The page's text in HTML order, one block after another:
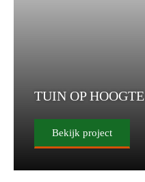
TUIN OP HOOGTE
Bekijk project